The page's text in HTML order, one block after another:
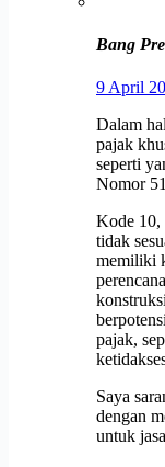
Bang
9 April
Dalam
pajak
seperti
Nomor
Kode 10,
tidak
memiliki
pajak,
Saya
dengan
untuk